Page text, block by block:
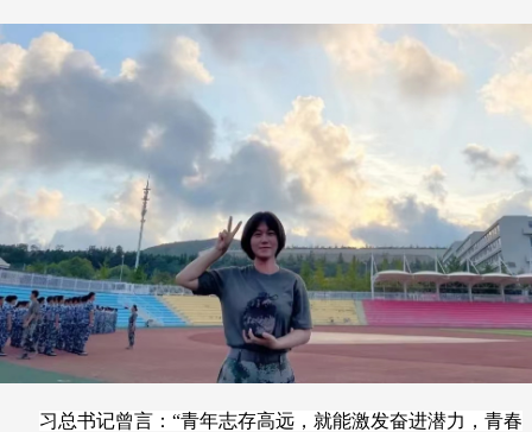
习总书记曾言：“青年志存高远，就能激发奋进潜力，青春